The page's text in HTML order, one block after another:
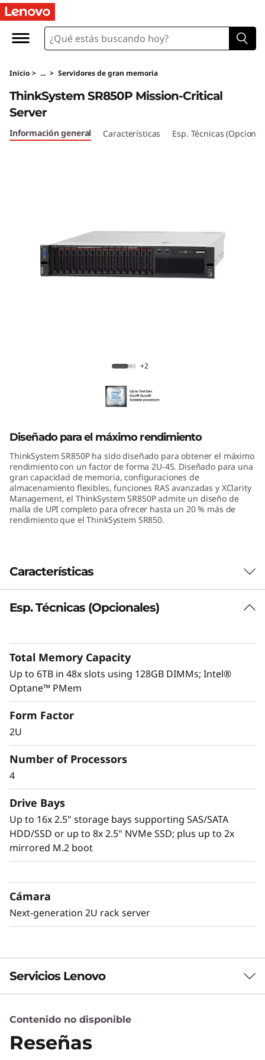
T
h
n
k
S
Inicio > ... > Servidores de gran memoria
ThinkSystem SR850P Mission-Critical
Server
Información general Características Esp. Técnicas
+2
Diseñado para el máximo rendimiento
ThinkSystem SR850P ha sido diseñado para obtener el máximo
rendimiento con un factor de forma 2U-4S. Diseñado para una
gran capacidad de memoria, configuraciones de
almacenamiento flexibles, funciones RAS avanzadas y XClarity
Management, el ThinkSystem SR850P admite un diseño de
malla de UPI completo para ofrecer hasta un 20 % más de
rendimiento que el ThinkSystem SR850.
Características
ThinkSystem SR850P se ha diseñado de forma
completo que ofrece hasta un 20 % más de
rendimiento óptimo que el ThinkSystem SR850.
La gestión del sistema y la seguridad son
claves para el éxito de cualquier empresa. La
tiempos de aprovisionamiento en hasta un 95
%. Proteja completamente su empresa con
Esp. Técnicas (Opcionales)
Total Memory Capacity
Up to 6TB in 48x slots using 128GB DIMMs; Intel®
Optane™ PMem
Form Factor
2U
Number of Processors
4
Drive Bays
Up to 16x 2.5" storage bays supporting SAS/SATA
HDD/SSD or up to 8x 2.5" NVMe SSD; plus up to 2x
mirrored M.2 boot
Cámara
Next-generation 2U rack server
Servicios Lenovo
Servicios de Soluciones
Diseñe la mejor estrategia para su empresa.
Contenido no disponible
Reseñas